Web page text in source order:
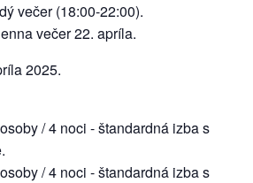
večer (18:00-22:00).
večer 22. apríla.
2025.
/ 4 noci - štandardná izba s
/ 4 noci - štandardná izba s